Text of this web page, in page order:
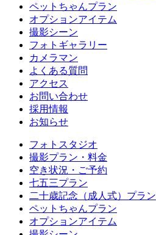
ペットちゃんプラン
オプションアイテム
撮影シーン
フォトギャラリー
カメラマン
よくある質問
アクセス
お問い合わせ
採用情報
お知らせ
フォトスタジオ
撮影プラン・料金
空き状況・ご予約
七五三プラン
二十歳記念（成人式）プラン
ペットちゃんプラン
オプションアイテム